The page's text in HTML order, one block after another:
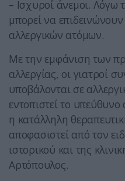
– Ισχυροί άνεμοι. Λόγω
μπορεί να
αλλεργικών ατόμων.
Με την εμφάνιση των
αλλεργίας, οι γιατροί
υποβάλονται σε
εντοπιστεί το
η κατάλληλη
αποφασιστεί από τον
ιστορικού και της
Αρτόπουλος.